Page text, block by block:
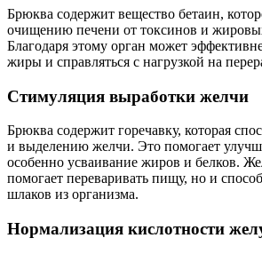
Брюква содержит вещество бетаин,
очищению печени от токсинов и
Благодаря этому орган может
жиры и справляться с нагрузкой на
Стимуляция выработки желчи
Брюква содержит горечавку, которая
и выделению желчи. Это помогает
особенно усваивание жиров и белков.
помогает переваривать пищу, но и
шлаков из организма.
Нормализация кислотности